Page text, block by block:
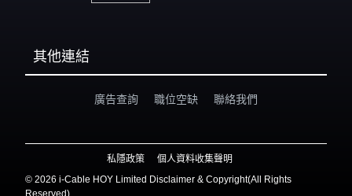
其他連結
廣告查詢 職位空缺 聯絡我們
私隱政策
個人資料收集聲明
© 2026 i-Cable HOY Limited Disclaimer & Copyright(All Rights
Reserved)